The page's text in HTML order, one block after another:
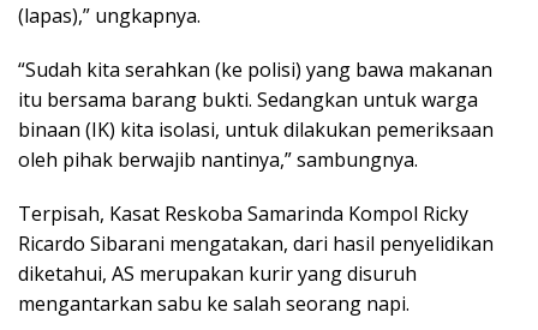
(lapas),” ungkapnya.
“Sudah kita serahkan (ke polisi) yang bawa makanan
itu bersama barang bukti. Sedangkan untuk warga
binaan (IK) kita isolasi, untuk dilakukan pemeriksaan
oleh pihak berwajib nantinya,” sambungnya.
Terpisah, Kasat Reskoba Samarinda Kompol Ricky
Ricardo Sibarani mengatakan, dari hasil penyelidikan
diketahui, AS merupakan kurir yang disuruh
mengantarkan sabu ke salah seorang napi.